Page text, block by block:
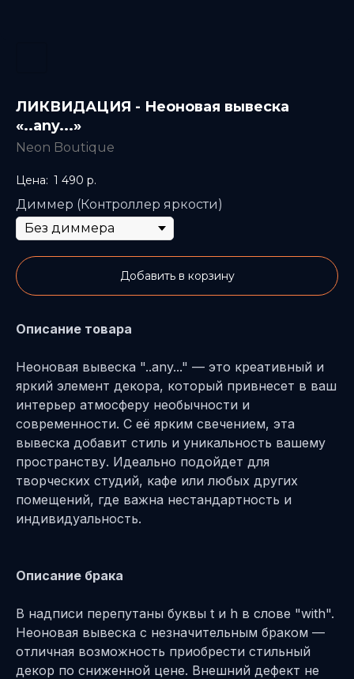
ЛИКВИДАЦИЯ - Неоновая вывеска
«..any...»
Neon Boutique
1 490 р.
Диммер (Контроллер яркости)
Добавить в корзину
Описание товара
Неоновая вывеска "..any..." — это креативный и
яркий элемент декора, который привнесет в ваш
интерьер атмосферу необычности и
современности. С её ярким свечением, эта
вывеска добавит стиль и уникальность вашему
пространству. Идеально подойдет для
творческих студий, кафе или любых других
помещений, где важна нестандартность и
индивидуальность.
Описание брака
В надписи перепутаны буквы t и h в слове "with".
Неоновая вывеска с незначительным браком —
отличная возможность приобрести стильный
декор по сниженной цене. Внешний дефект не